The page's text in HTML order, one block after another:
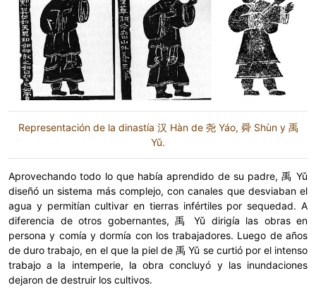
Representación de la dinastía 汉 Hàn de 尧 Yáo, 舜 Shùn y 禹
Yǔ.
Aprovechando todo lo que había aprendido de su padre, 禹 Yǔ
diseñó un sistema más complejo, con canales que desviaban el
agua y permitían cultivar en tierras infértiles por sequedad. A
diferencia de otros gobernantes, 禹 Yǔ dirigía las obras en
persona y comía y dormía con los trabajadores. Luego de años
de duro trabajo, en el que la piel de 禹 Yǔ se curtió por el intenso
trabajo a la intemperie, la obra concluyó y las inundaciones
dejaron de destruir los cultivos.